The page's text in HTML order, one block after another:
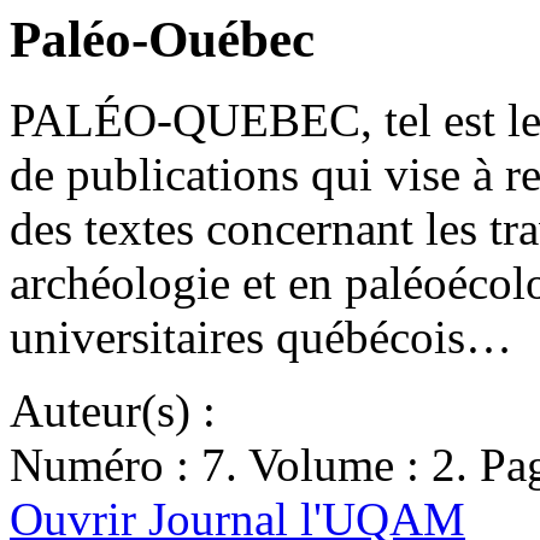
Paléo-Ouébec
PALÉO-QUEBEC, tel est
de publications qui vise à
des textes concernant les
archéologie et en
universitaires québécois…
Auteur(s) :
Numéro : 7. Volume : 2.
Ouvrir Journal l'UQAM